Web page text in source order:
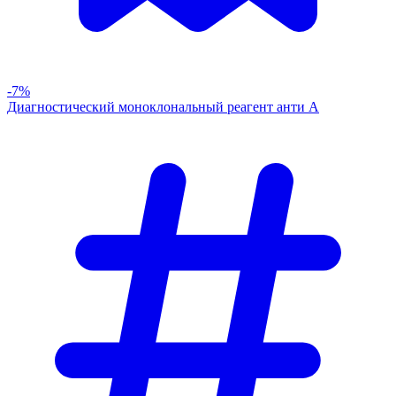
-7%
Диагностический моноклональный реагент анти А